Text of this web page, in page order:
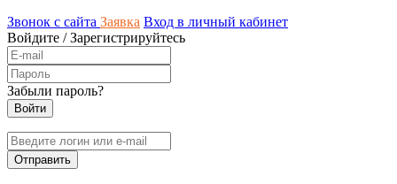
Звонок с сайта Заявка Вход в личный кабинет
Войдите /Зарегистрируйтесь
Забыли пароль?